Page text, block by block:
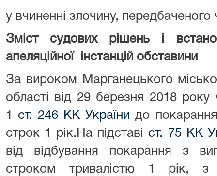
у вчиненні злочину, передбаченого
Зміст судових рішень і
апеляційної інстанцій обставини
За вироком Марганецького
області від 29 березня 2018
1 ст. 246 КК України до
строк 1 рік.На підставі ст. 75 КК
від відбування покарання з
строком тривалістю 1 рік, з